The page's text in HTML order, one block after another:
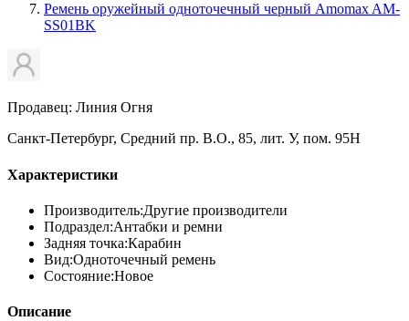
Ремень оружейный одноточечный черный Amomax AM-
SS01BK
Продавец: Линия Огня
Санкт-Петербург, Средний пр. В.О., 85, лит. У, пом. 95Н
Характеристики
Производитель:Другие производители
Подраздел:Антабки и ремни
Задняя точка:Карабин
Вид:Одноточечный ремень
Состояние:Новое
Описание